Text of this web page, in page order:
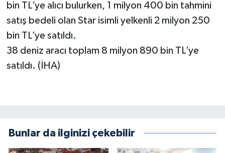
bin TL’ye alıcı bulurken, 1 milyon 400 bin tahmini
satış bedeli olan Star isimli yelkenli 2 milyon 250
bin TL’ye satıldı.
38 deniz aracı toplam 8 milyon 890 bin TL’ye
satıldı. (İHA)
Bunlar da ilginizi çekebilir